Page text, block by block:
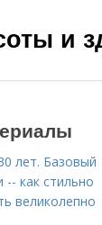
и
лет. Базовый
-- как стильно
великолепно